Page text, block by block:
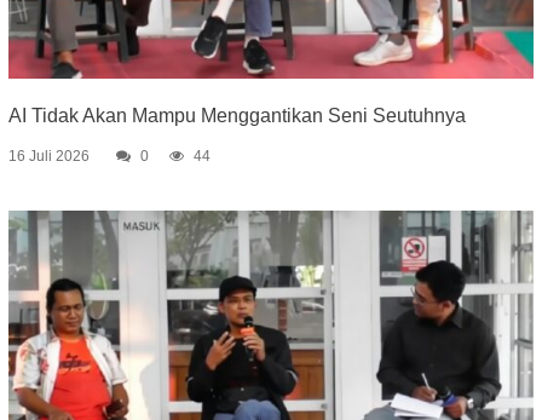
AI Tidak Akan Mampu Menggantikan Seni Seutuhnya
16 Juli 2026 0 44